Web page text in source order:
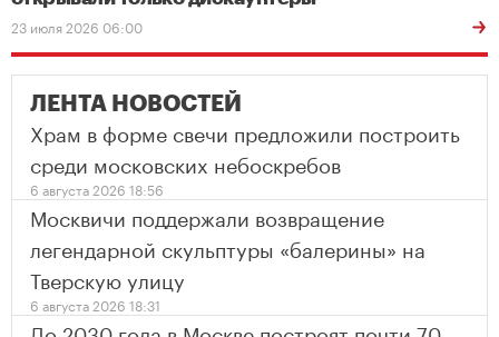
23 июля 2026 06:00
ЛЕНТА НОВОСТЕЙ
Храм в форме свечи предложили построить
среди московских небоскребов
6 августа 2026 18:56
Москвичи поддержали возвращение
легендарной скульптуры «балерины» на
Тверскую улицу
6 августа 2026 18:31